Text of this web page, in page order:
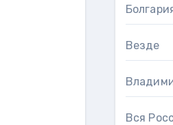
Везде
Вся